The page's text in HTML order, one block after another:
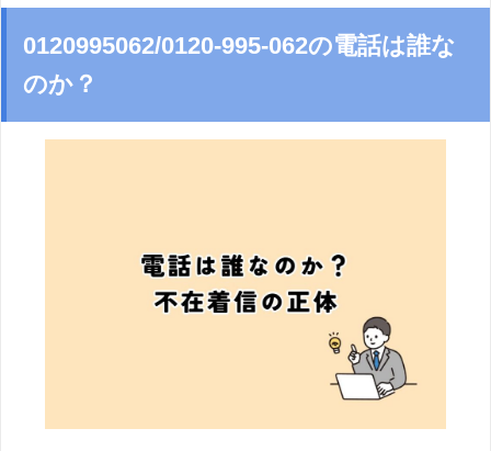
0120995062/0120-995-062の電話は誰な
のか？